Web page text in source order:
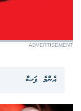
ADVERTISEMENT
އެންމެ ފަސް